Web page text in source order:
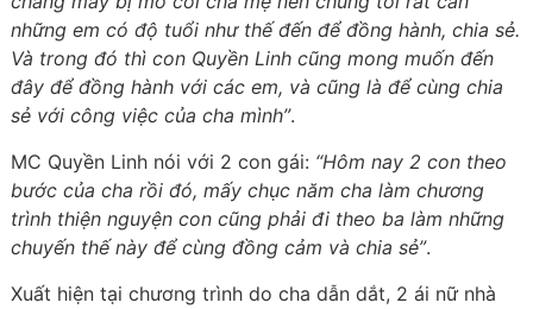
những em có độ tuổi như thế đến để đồng hành, chia sẻ.
Và trong đó thì con Quyền Linh cũng mong muốn đến
đây để đồng hành với các em, và cũng là để cùng chia
sẻ với công việc của cha mình”.
MC Quyền Linh nói với 2 con gái: “Hôm nay 2 con theo
bước của cha rồi đó, mấy chục năm cha làm chương
trình thiện nguyện con cũng phải đi theo ba làm những
chuyến thế này để cùng đồng cảm và chia sẻ”.
Xuất hiện tại chương trình do cha dẫn dắt, 2 ái nữ nhà